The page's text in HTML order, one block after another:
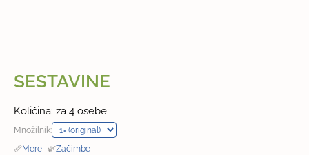
SESTAVINE
Količina: za 4 osebe
Množilnik:
📏Mere · 🌿Začimbe